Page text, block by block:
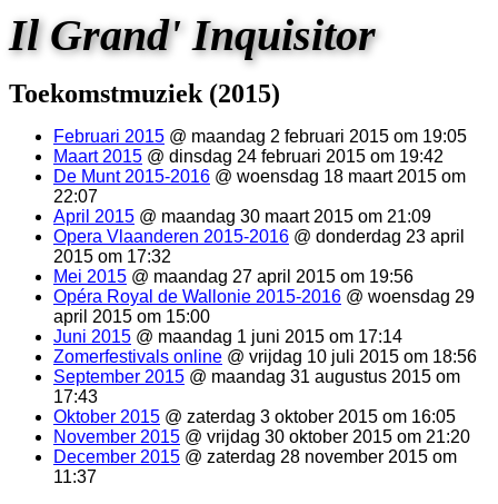
Il Grand' Inquisitor
Toekomstmuziek (2015)
Februari 2015 @ maandag 2 februari 2015 om 19:05
Maart 2015 @ dinsdag 24 februari 2015 om 19:42
De Munt 2015-2016 @ woensdag 18 maart 2015 om
22:07
April 2015 @ maandag 30 maart 2015 om 21:09
Opera Vlaanderen 2015-2016 @ donderdag 23 april
2015 om 17:32
Mei 2015 @ maandag 27 april 2015 om 19:56
Opéra Royal de Wallonie 2015-2016 @ woensdag 29
april 2015 om 15:00
Juni 2015 @ maandag 1 juni 2015 om 17:14
Zomerfestivals online @ vrijdag 10 juli 2015 om 18:56
September 2015 @ maandag 31 augustus 2015 om
17:43
Oktober 2015 @ zaterdag 3 oktober 2015 om 16:05
November 2015 @ vrijdag 30 oktober 2015 om 21:20
December 2015 @ zaterdag 28 november 2015 om
11:37